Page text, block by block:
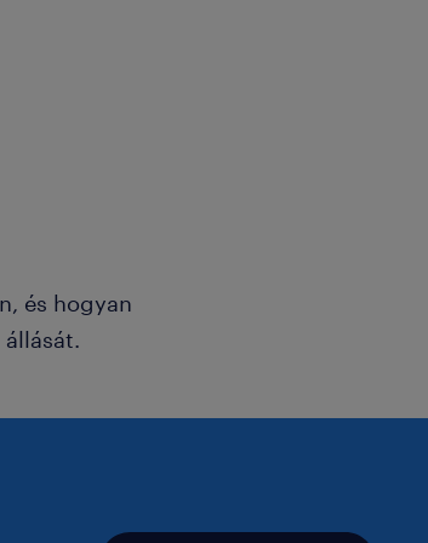
és hogyan